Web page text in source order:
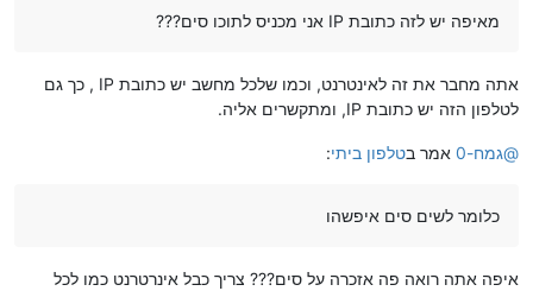
מאיפה יש לזה כתובת IP אני מכניס לתוכו סים???
אתה מחבר את זה לאינטרנט, וכמו שלכל מחשב יש כתובת IP , כך גם
לטלפון הזה יש כתובת IP, ומתקשרים אליה.
@גמח-0 אמר בטלפון ביתי:
כלומר לשים סים איפשהו
איפה אתה רואה פה אזכרה על סים??? צריך כבל אינרטרנט כמו לכל